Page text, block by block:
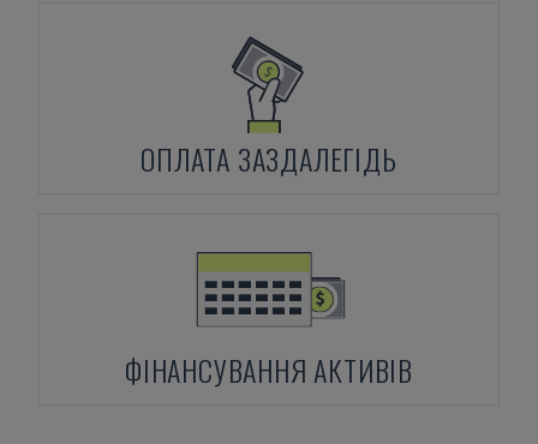
ОПЛАТА ЗАЗДАЛЕГІДЬ
ФІНАНСУВАННЯ АКТИВІВ